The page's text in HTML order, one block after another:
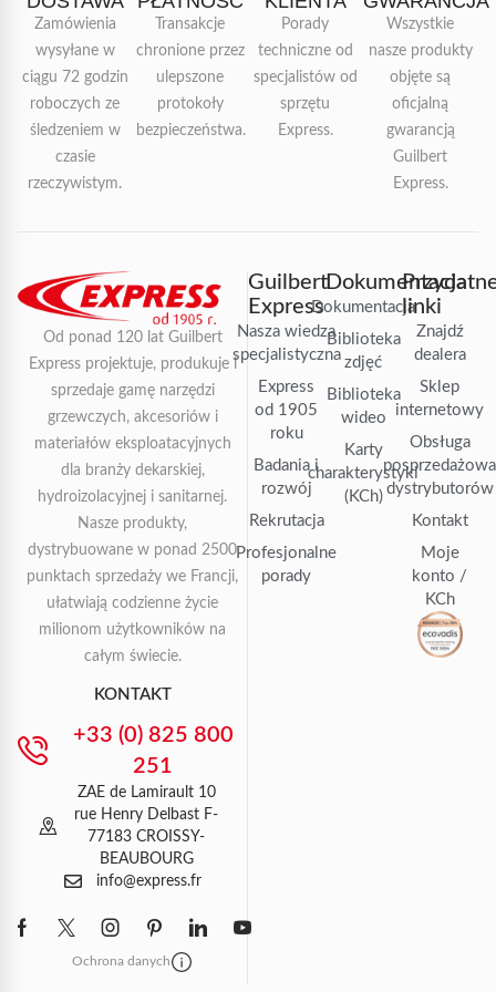
Zamówienia
wysyłane w
ciągu 72 godzin
roboczych ze
śledzeniem w
czasie
rzeczywistym.
Transakcje
chronione przez
ulepszone
protokoły
bezpieczeństwa.
Porady
techniczne od
specjalistów od
sprzętu
Express.
Wszystkie
nasze produkty
objęte są
oficjalną
gwarancją
Guilbert
Express.
Od ponad 120 lat Guilbert
Express projektuje, produkuje i
sprzedaje gamę narzędzi
grzewczych, akcesoriów i
materiałów eksploatacyjnych
dla branży dekarskiej,
hydroizolacyjnej i sanitarnej.
Nasze produkty,
dystrybuowane w ponad 2500
punktach sprzedaży we Francji,
ułatwiają codzienne życie
milionom użytkowników na
całym świecie.
KONTAKT
+33 (0) 825 800
251
ZAE de Lamirault 10
rue Henry Delbast F-
77183 CROISSY-
BEAUBOURG
info@express.fr
Ochrona danych
Guilbert
Express
Nasza wiedza
specjalistyczna
Express
od 1905
roku
Badania i
rozwój
Rekrutacja
Profesjonalne
porady
Dokumentacja
Dokumentacja
Biblioteka
zdjęć
Biblioteka
wideo
Karty
charakterystyki
(KCh)
linki
Znajdź
dealera
Sklep
internetowy
Obsługa
posprzedażowa
dystrybutorów
Kontakt
Moje
konto /
KCh